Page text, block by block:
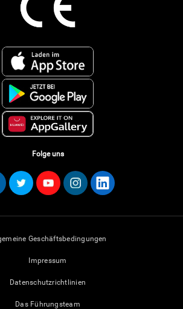
Folge uns
Geschäftsbedingungen
Impressum
Datenschutzrichtlinien
Das Führungsteam